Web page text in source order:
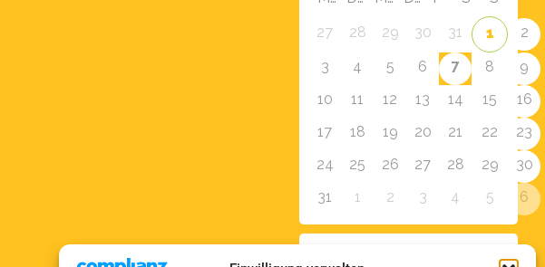
27
28 29 30 31 1
2
3
4 5 6 7 8
9
10
11 12 13 14 15
16
17
18 19 20 21 22
23
24
25 26 27 28 29
30
31
1 2 3 4 5 6